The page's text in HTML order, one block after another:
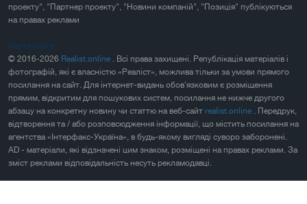
проекту", "Партнер проекту", "Новини компаній", "Позиція" публікуються
на правах реклами
Карта сайта
© 2016-2026 Realist.online . Всі права захищені. Републікація матеріалів і
фотографій, які є власністю «Реаліст», можлива тільки за умови прямого
посилання на сайт. Для інтернет-видань обов'язковим є розміщення
прямим, відкритим для пошукових систем, посилання не нижче другого
абзацу на конкретну новину чи статтю на веб-сайт realist.online . Передрук,
відтворення та / або розповсюдження інформації, що містить посилання на
агентства «Інтерфакс-Україна», в будь-якому вигляді суворо заборонені.
AD - матеріали, які відзначені цим знаком, розміщені на правах реклами. За
зміст реклами відповідальність несуть рекламодавці.